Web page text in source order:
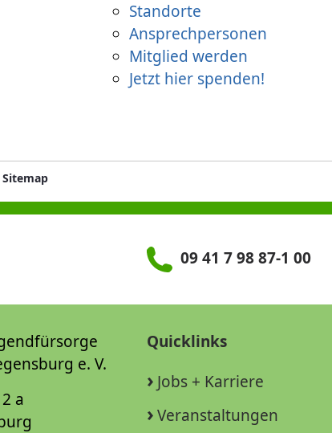
Standorte
Ansprechpersonen
Mitglied werden
Jetzt hier spenden!
Sitemap
09 41 7 98 87-1 00
e. V.
a
Quicklinks
Jobs + Karriere
Veranstaltungen